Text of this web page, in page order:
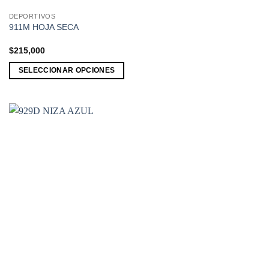
DEPORTIVOS
911M HOJA SECA
$215,000
SELECCIONAR OPCIONES
Este
producto
tiene
variantes.
se